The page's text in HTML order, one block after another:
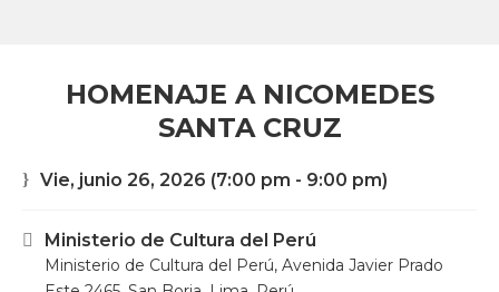
HOMENAJE A NICOMEDES
SANTA CRUZ
Vie, junio 26, 2026 (7:00 pm - 9:00 pm)
Ministerio de Cultura del Perú
Ministerio de Cultura del Perú, Avenida Javier Prado